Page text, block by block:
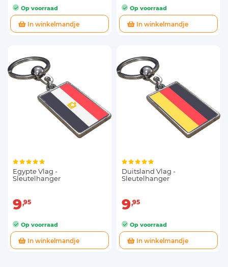
Op voorraad
In winkelmandje
Op voorraad
In winkelmandje
Egypte Vlag -
Sleutelhanger
9 95
Op voorraad
In winkelmandje
Duitsland Vlag -
Sleutelhanger
9 95
Op voorraad
In winkelmandje